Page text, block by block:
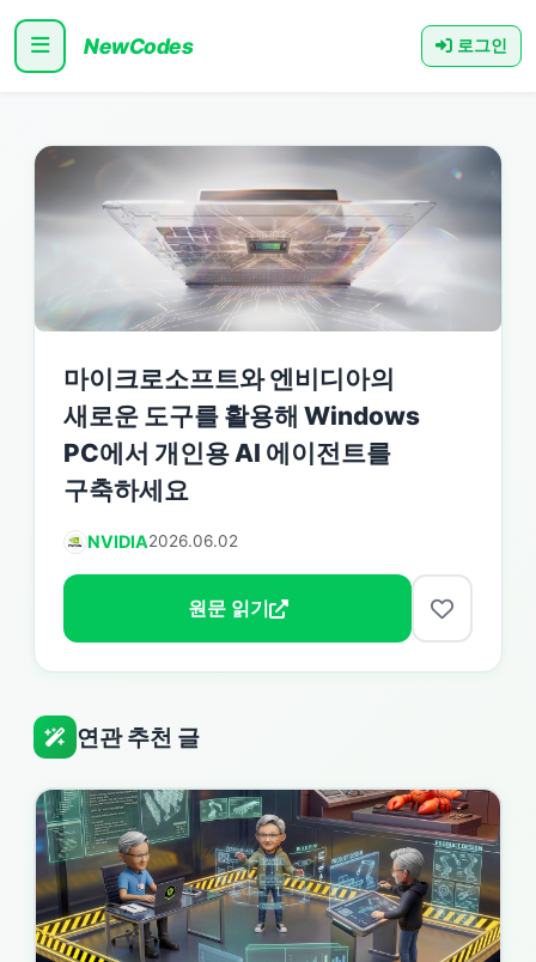
NewCodes 로그인
마이크로소프트와 엔비디아의
새로운 도구를 활용해 Windows
PC에서 개인용 AI 에이전트를
구축하세요
NVIDIA2026.06.02
원문 읽기
연관 추천 글